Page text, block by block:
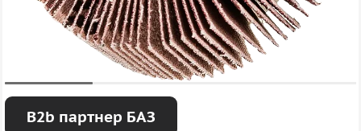
B2b партнер БАЗ